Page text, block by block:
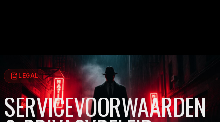
LEGAL
SERVICEVOORWAARDEN